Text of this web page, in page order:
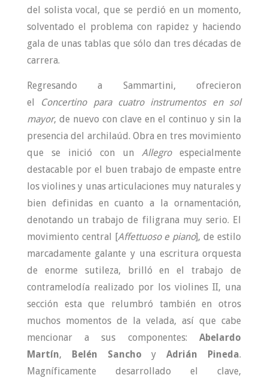
del solista vocal, que se perdió en un momento,
solventado el problema con rapidez y haciendo
gala de unas tablas que sólo dan tres décadas de
carrera.
Regresando a Sammartini, ofrecieron
el Concertino para cuatro instrumentos en sol
mayor, de nuevo con clave en el continuo y sin la
presencia del archilaúd. Obra en tres movimiento
que se inició con unAllegroespecialmente
destacable por el buen trabajo de empaste entre
los violines y unas articulaciones muy naturales y
bien definidas en cuanto a la ornamentación,
denotando un trabajo de filigrana muy serio. El
movimiento central [Affettuoso e piano], de estilo
marcadamente galante y una escritura orquesta
de enorme sutileza, brilló en el trabajo de
contramelodía realizado por los violines II, una
sección esta que relumbró también en otros
muchos momentos de la velada, así que cabe
mencionar a sus componentes:Abelardo
Martín, Belén Sancho yAdrián Pineda.
Magníficamente desarrollado el clave,